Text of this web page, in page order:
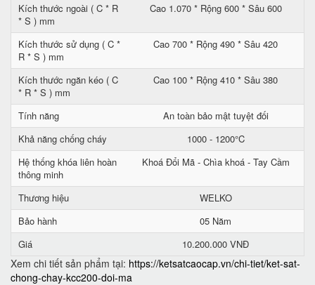
Kích thước ngoài ( C * R
* S ) mm
Cao 1.070 * Rộng 600 * Sâu 600
Kích thước sử dụng ( C *
R * S ) mm
Cao 700 * Rộng 490 * Sâu 420
Kích thước ngăn kéo ( C
* R * S ) mm
Cao 100 * Rộng 410 * Sâu 380
Tính năng
An toàn bảo mật tuyệt đối
Khả năng chống cháy
1000 - 1200°C
Hệ thống khóa liên hoàn
thông minh
Khoá Đổi Mã - Chìa khoá - Tay Cầm
Thương hiệu
WELKO
Bảo hành
05 Năm
Giá
10.200.000 VNĐ
Xem chi tiết sản phẩm tại: https://ketsatcaocap.vn/chi-tiet/ket-sat-
chong-chay-kcc200-doi-ma